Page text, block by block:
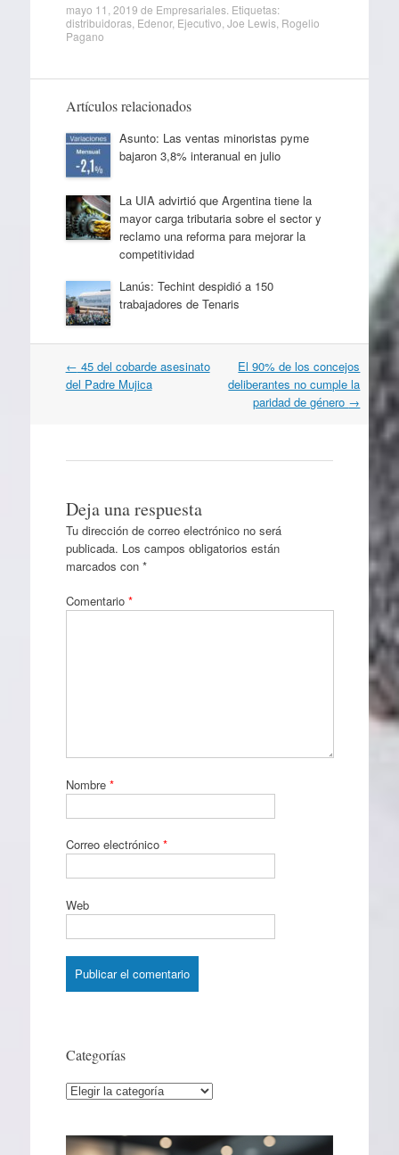
mayo 11, 2019 de Empresariales. Etiquetas:
distribuidoras, Edenor, Ejecutivo Joe Lewis, Rogelio
Pagano
Artículos relacionados
Asunto: Las ventas minoristas pyme
bajaron 3,8% interanual en julio
La UIA advirtió que Argentina tiene la
mayor carga tributaria sobre el sector y
reclamo una reforma para mejorar la
competitividad
Lanús: Techint despidió a 150
trabajadores de Tenaris
Navegación
por
← 45 del cobarde asesinato
del Padre Mujica
El 90% de los concejos
deliberantes no cumple la
paridad de género →
Deja una respuesta
Tu dirección de correo electrónico no será
publicada. Los campos obligatorios están
marcados con *
Comentario *
Nombre *
Correo electrónico *
Web
Categorías
Categorías